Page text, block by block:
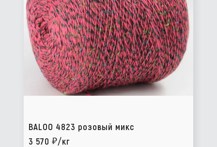
BALOO 4823 розовый микс
3 570
/кг